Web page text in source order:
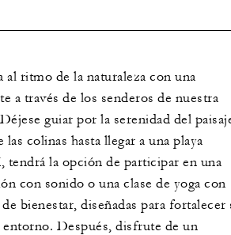
al ritmo de la naturaleza con una
a través de los senderos de nuestra
guiar por la serenidad del
colinas hasta llegar a una playa
tendrá la opción de participar en una
con sonido o una clase de yoga con
bienestar, diseñadas para fortalecer
Después, disfrute de un